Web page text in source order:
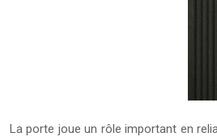
La porte joue un rôle important en